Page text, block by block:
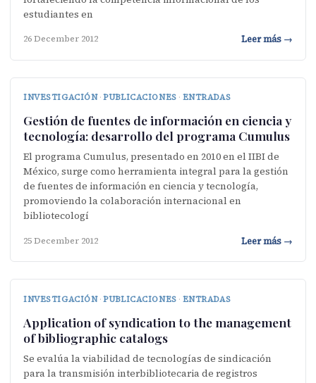
estudiantes en
26 December 2012 Leer más →
INVESTIGACIÓN · PUBLICACIONES · ENTRADAS
Gestión de fuentes de información en ciencia y
tecnología: desarrollo del programa Cumulus
El programa Cumulus, presentado en 2010 en el IIBI de
México, surge como herramienta integral para la gestión
de fuentes de información en ciencia y tecnología,
promoviendo la colaboración internacional en
bibliotecologí
25 December 2012 Leer más →
INVESTIGACIÓN · PUBLICACIONES · ENTRADAS
Application of syndication to the management
of bibliographic catalogs
Se evalúa la viabilidad de tecnologías de sindicación
para la transmisión interbibliotecaria de registros